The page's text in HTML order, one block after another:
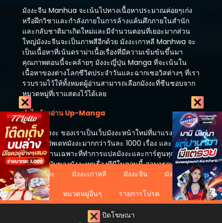
ปิดโฆษณา
อ่านมังงะ มังงะเกาหลี มังงะจีน
มังงะญี่ปุ่น
หมวดหมู่อื่นๆ
รายการโปรด
มังงะจีน Manhua จะเน้นไปทางเนื้อหาประมาณค่อยๆเก่ง
หรือฝึกวิชาและกำลังภายในการล้างแค้นศึกภายในสำนัก
และกลับชาติมาเกิดใหม่และมีจำนวนตอนที่เยอะมากส่วน
ใหญ่มังงะจีนจะเป็นภาพสีอีกด้วย มังงะเกาหลี Manhwa จะ
เป็นเนื้อหาที่เน้นดราม่าเนื้อเรื่องที่มีความเข้มข้นขึ้นมา
คุณภาพตอนนี้จะคล้ายๆ มังงะญี่ปุ่น Manga ที่จะเน้นใน
เนื้อหาของต่างโลกชีวิตประจำวันและฉากเซอวิสต่างๆ ที่เรา
รวบรวมไว้ให้ทั้งหมดผู้อ่านสามารถเลือกมังงะที่ชืนชอบจาก
หมวดหมู่ที่เราแสดงไว้ได้เลย
ทำไมต้องอ่าน Up-Manga
เว็บ อัพมังงะ ของเราเป็นเว็บมังงะหน้าใหม่ที่มาแรงที่สุดตอน
นี้มังงะที่อัพเดทมังงะมากกว่าวันละ 1000 เรื่อง และในตอนนี้
เรามีทีมงานเฉพาะที่ทำการแปลมังงะและการ์ตูนทุกวันทำให้
เป็นต้นฉบับของมังงะทุกเรื่องทีมีในตอนนี้ สามารถแนะนำ
มังงะที่ไม่มีในเว็บไซต์ให้เราลงได้ทันทีหากคุณเจอปัญหาใน
การอ่าน แจ้งผ่านแอดมินได้ตลอด 24 ชม นั่นเป็นเหตุผลที่
คุณต้องอ่านเว็บไซต์ของเราเว็บ อ่านมังงะ และ การ์ตูน
ออนไลน์ ที่ดีที่สุดในตอนนี้